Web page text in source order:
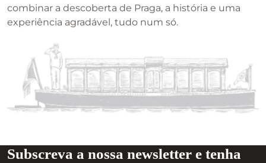
combinar a descoberta de Praga, a história e uma
experiência agradável, tudo num só.
Subscreva a nossa newsletter e tenha